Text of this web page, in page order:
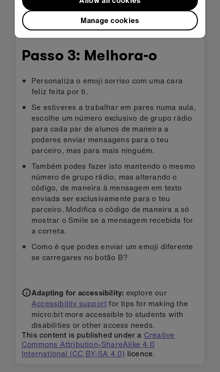
Passo 3: Melhora-o
Personaliza o emoji sorriso com uma cara
feliz feita por ti.
Se estiveres a trabalhar em pares numa aula,
escolhe um número exclusivo de grupo rádio
para cada par de alunos de maneira a
poderes enviar mensagens para o teu
parceiro, mas para mais ninguém.
Também podes fazer isto mantendo o mesmo
número de grupo rádio, mas alterando o
código, de maneira à mensagem em texto
enviada ser exclusivamente para o teu
parceiro. Modifica o código de maneira a só
mostrar o Smile se a mensagem recebida for
a correta.
Como é que podes enviar um emoji diferente
se carregares no botão B?
Adapting for accessibility: explore our
Accessibility supportfor tips for making the
micro:bit more accessible to students with
disabilities or other access needs.
This content is published under a Creative
Commons Attribution-ShareAlike 4.0
International (CC BY-SA 4.0) licence.
Manage cookies